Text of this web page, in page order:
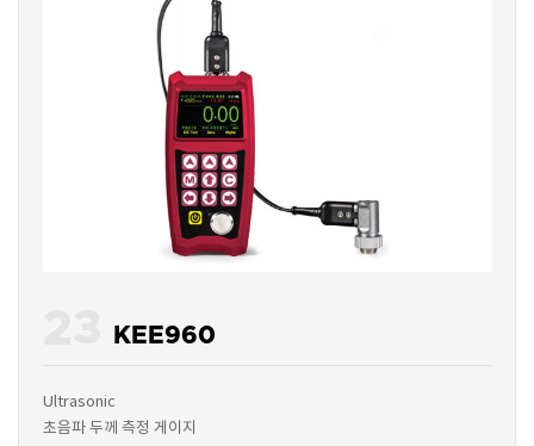
KEE960
Ultrasonic
초음파 두께 측정 게이지